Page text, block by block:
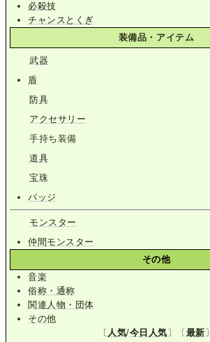
必殺技
チャンスとくぎ
装備品・アイテム
武器
盾
防具
アクセサリー
手持ち装備
道具
宝珠
バッジ
モンスター
仲間モンスター
その他
音楽
俗称・通称
関連人物・団体
その他
〔 人気/今日人気〕〔最新〕